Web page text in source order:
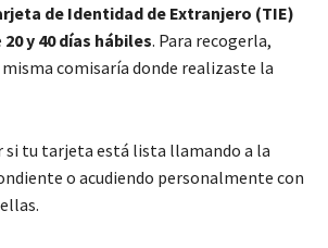
de Identidad de Extranjero (TIE)
20 y 40 días hábiles. Para recogerla,
misma comisaría donde realizaste la
si tu tarjeta está lista llamando a la
o acudiendo personalmente con